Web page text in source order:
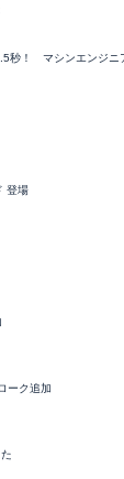
秒！ マシンエンジニ
登場
ーク追加